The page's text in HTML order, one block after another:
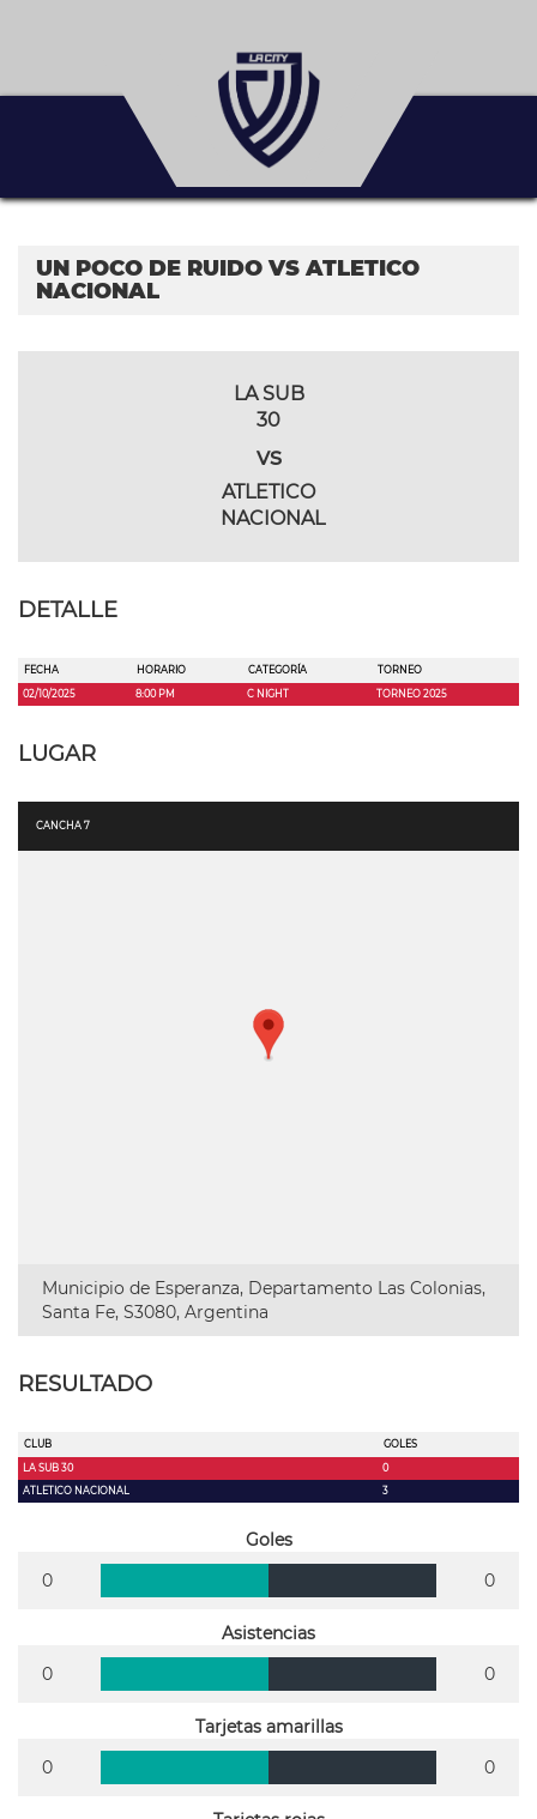
UN POCO DE RUIDO VS ATLETICO
NACIONAL
LA SUB
30
vs
ATLETICO
NACIONAL
DETALLE
FECHA HORARIO CATEGORÍA
TORNEO
02/10/2025
8:00 PM C NIGHT TORNEO 2025
LUGAR
CANCHA 7
Municipio de Esperanza, Departamento Las Colonias,
Santa Fe, S3080, Argentina
RESULTADO
CLUB
GOLES
LA SUB 30
0
ATLETICO NACIONAL
3
Goles
0
0
Asistencias
0
0
Tarjetas amarillas
0
0